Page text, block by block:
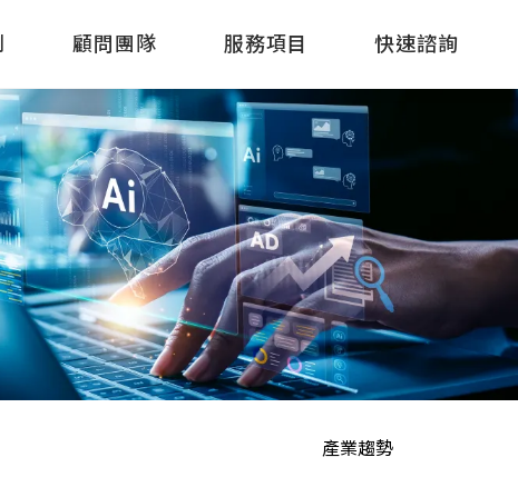
顧問團隊 服務項目 快速諮詢
產業趨勢